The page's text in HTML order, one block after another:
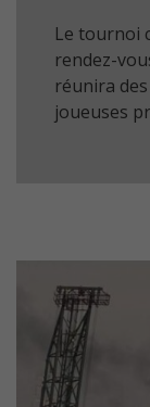
Le tournoi
rendez-
réunira
joueuses